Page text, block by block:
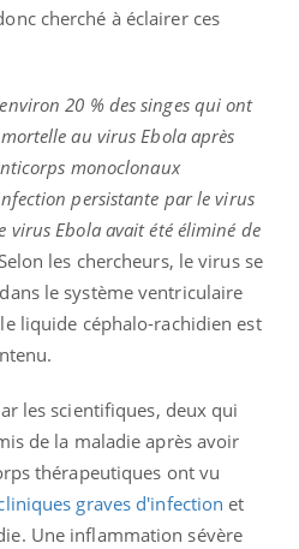
cherché à éclairer ces
20 % des singes qui ont
au virus Ebola après
monoclonaux
persistante par le virus
virus Ebola avait été éliminé de
les chercheurs, le virus se
le système ventriculaire
liquide céphalo-rachidien est
les scientifiques, deux qui
de la maladie après avoir
thérapeutiques ont vu
graves d'infection et
Une inflammation sévère